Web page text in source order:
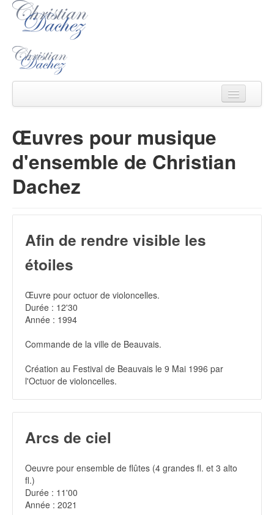
Actu
Catalogue
Ecouter/voir
Ecrits
Médias
Contact
Œuvres pour musique
d'ensemble de Christian
Dachez
Afin de rendre visible les
étoiles
Œuvre pour octuor de violoncelles.
Durée : 12'30
Année : 1994
Commande de la ville de Beauvais.
Création au Festival de Beauvais le 9 Mai 1996 par
l'Octuor de violoncelles.
Arcs de ciel
Oeuvre pour ensemble de flûtes (4 grandes fl. et 3 alto
fl.)
Durée : 11'00
Année : 2021